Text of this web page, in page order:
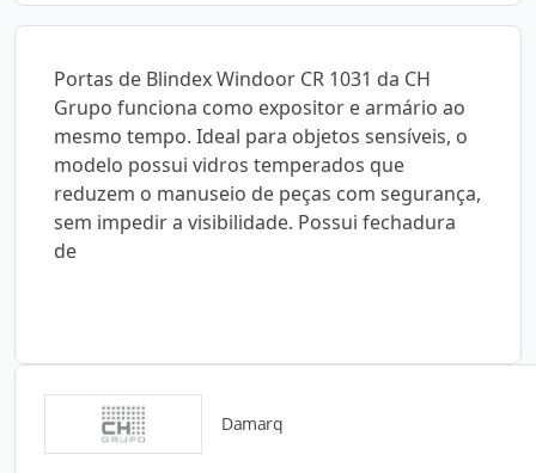
Portas de Blindex Windoor CR 1031 da CH
Grupo funciona como expositor e armário ao
mesmo tempo. Ideal para objetos sensíveis, o
modelo possui vidros temperados que
reduzem o manuseio de peças com segurança,
sem impedir a visibilidade. Possui fechadura
de
Damarq
Catálogos para Download